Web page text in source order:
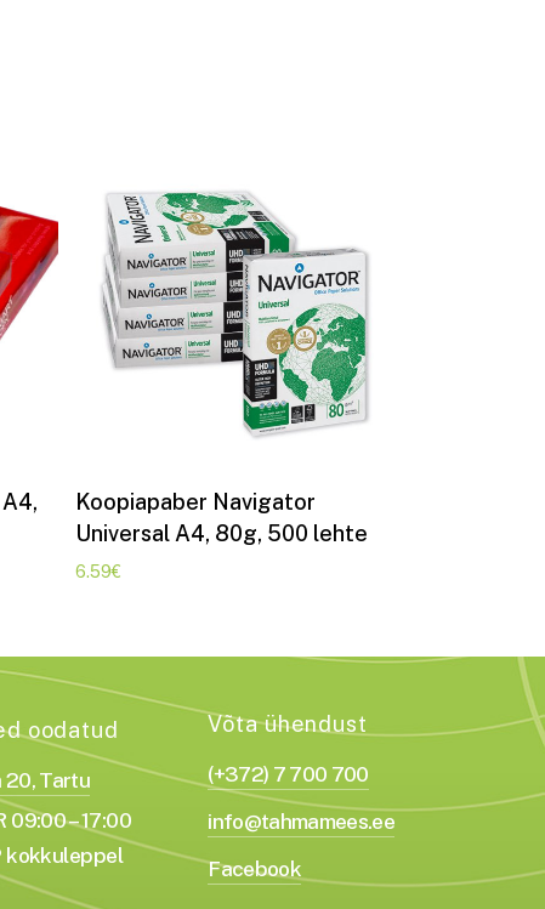
Lisa korvi
Koopiapaber Navigator
Universal A4, 80g, 500 lehte
6.59€
oodatud
20, Tartu
09:00 – 17:00
kokkuleppel
Võta ühendust
(+372) 7 700 700
info@tahmamees.ee
Facebook